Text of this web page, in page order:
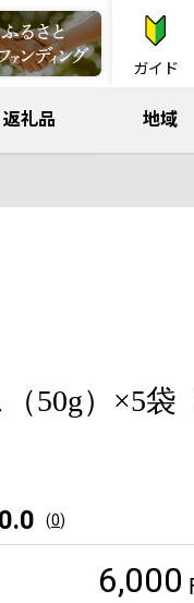
ガイド
返礼品 地域
50g）×5袋
0.0 (0)
6,000